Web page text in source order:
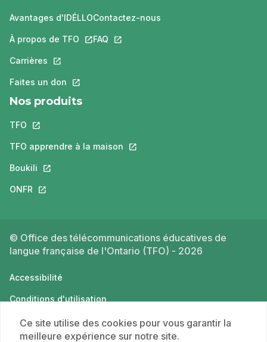
Avantages d'IDÉLLO
À propos de TFO Ce lien s'ouvrira dans un nouvel onglet.
Carrières Ce lien s'ouvrira dans un nouvel onglet.
Faites un don Ce lien s'ouvrira dans un nouvel onglet.
Contactez-nous
FAQ Ce lien s'ouvrira dans un nouvel
Nos produits
TFO Ce lien s'ouvrira dans un nouvel onglet.
TFO apprendre à la maison Ce lien s'ouvrira dans un nouvel
Boukili Ce lien s'ouvrira dans un nouvel onglet.
ONFR Ce lien s'ouvrira dans un nouvel onglet.
© Office des télécommunications éducatives de
langue française de l'Ontario (TFO) - 2026
Accessibilité
Conditions d'utilisation
Politique de confidentialité
Ce site utilise des cookies pour vous garantir la
meilleure expérience sur notre site.